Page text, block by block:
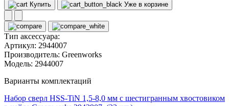
Купить Уже в корзине
Тип аксессуара:
Артикул: 2944007
Производитель: Greenworks
Модель: 2944007
Варианты комплектаций
Набор сверл HSS-TiN 1,5-8,0 мм с шестигранным хвостовиком